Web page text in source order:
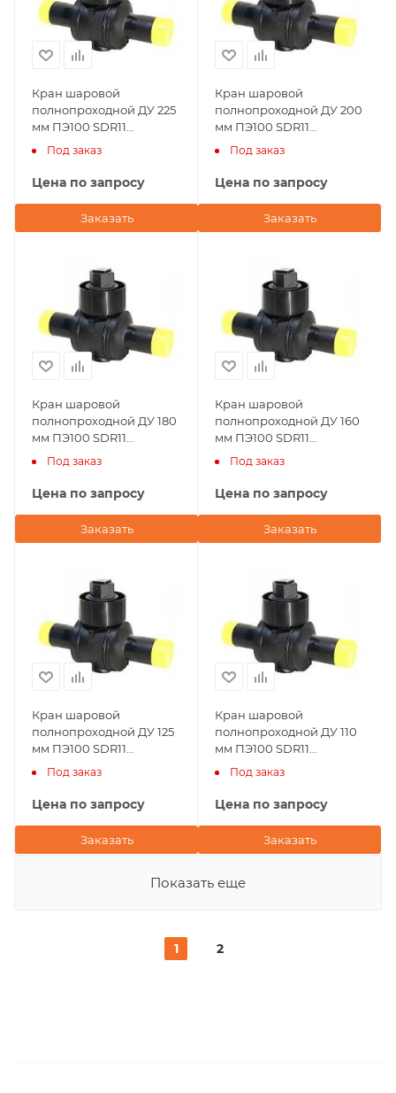
Кран шаровой
полнопроходной ДУ 225
мм ПЭ100 SDR11
Andronaco (Франция)
Под заказ
Цена по запросу
Заказать
Кран шаровой
полнопроходной ДУ 200
мм ПЭ100 SDR11
Andronaco (Франция)
Под заказ
Цена по запросу
Заказать
Кран шаровой
полнопроходной ДУ 180
мм ПЭ100 SDR11
Andronaco (Франция)
Под заказ
Цена по запросу
Заказать
Кран шаровой
полнопроходной ДУ 160
мм ПЭ100 SDR11
Andronaco (Франция)
Под заказ
Цена по запросу
Заказать
Кран шаровой
полнопроходной ДУ 125
мм ПЭ100 SDR11
Andronaco (Франция)
Под заказ
Цена по запросу
Заказать
Кран шаровой
полнопроходной ДУ 110
мм ПЭ100 SDR11
Andronaco (Франция)
Под заказ
Цена по запросу
Заказать
Показать еще
1 2